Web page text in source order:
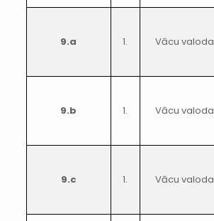
9.a 1. Vācu valoda
9.b 1. Vācu valoda
9.c 1. Vācu valoda